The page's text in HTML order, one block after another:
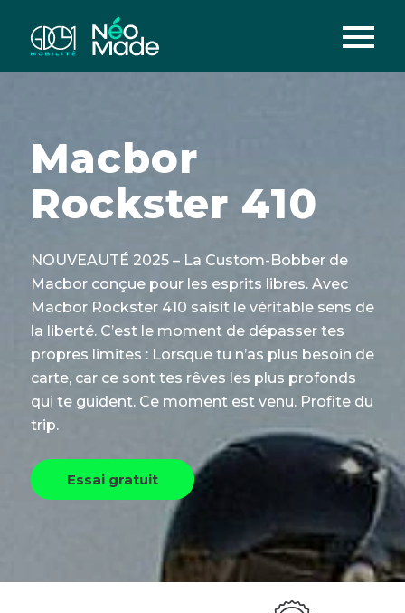
Macbor
Rockster 410
NOUVEAUTÉ 2025 – La Custom-Bobber de
Macbor conçue pour les esprits libres. Avec
Macbor Rockster 410 saisit le véritable sens de
la liberté. C’est le moment de dépasser tes
propres limites : Lorsque tu n’as plus besoin de
carte, car ce sont tes rêves les plus profonds
qui te guident. Ce moment est venu. Profite du
trip.
Essai gratuit